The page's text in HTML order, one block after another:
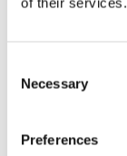
Selection
Necessary
Preferences